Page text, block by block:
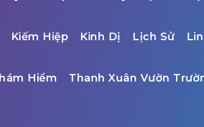
Kiếm Hiệp Kinh Dị Lịch Sử
Hiểm Thanh Xuân Vườn